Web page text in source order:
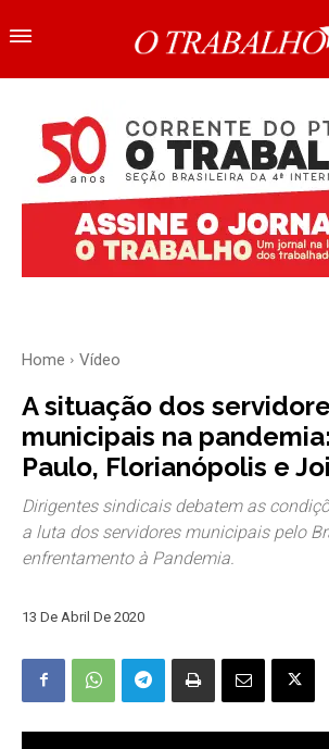
Home Vídeo
A situação dos
municipais na
Paulo, Florianópolis e
Dirigentes sindicais debatem as
a luta dos servidores municipais pelo
enfrentamento à Pandemia.
13 De Abril De 2020